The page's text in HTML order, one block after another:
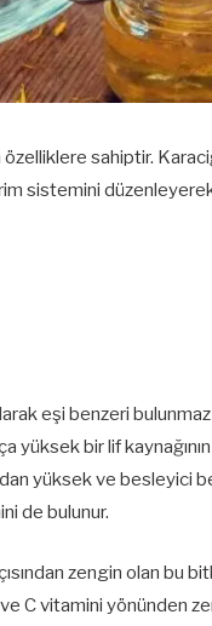
sahiptir.
sistemini
eşi benzeri
yüksek bir lif
yüksek ve besleyici
de bulunur.
zengin olan bu
C vitamini yönünden